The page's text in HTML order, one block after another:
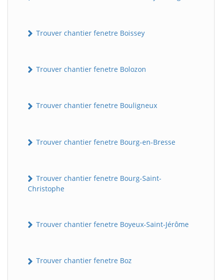
Trouver chantier fenetre Boissey
Trouver chantier fenetre Bolozon
Trouver chantier fenetre Bouligneux
Trouver chantier fenetre Bourg-en-Bresse
Trouver chantier fenetre Bourg-Saint-
Christophe
Trouver chantier fenetre Boyeux-Saint-Jérôme
Trouver chantier fenetre Boz